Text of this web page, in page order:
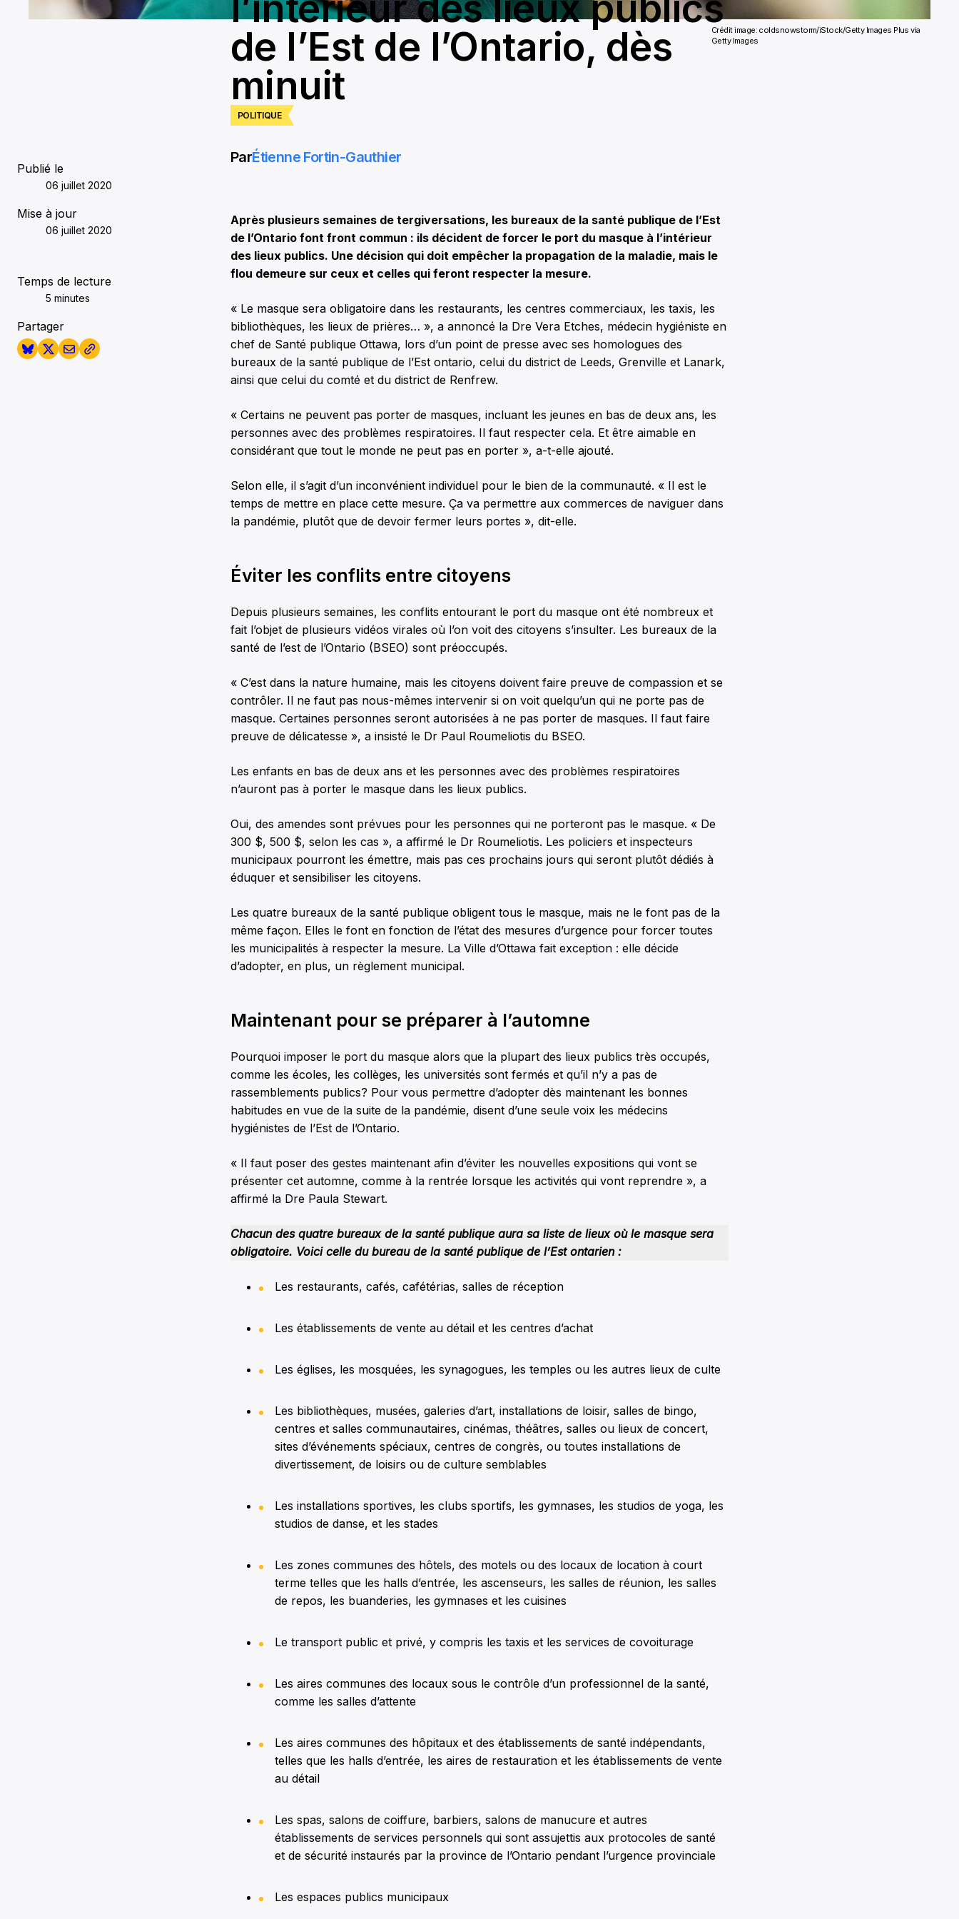
Crédit image: coldsnowstorm/iStock/Getty Images Plus via
Getty Images
POLITIQUE
de l’Est de l’Ontario, dès
minuit
Publié le
06 juillet 2020
Mise à jour
06 juillet 2020
Temps de lecture
5 minutes
Partager
ParÉtienne Fortin-Gauthier
Après plusieurs semaines de tergiversations, les bureaux de la santé publique de l’Est
de l’Ontario font front commun : ils décident de forcer le port du masque à l’intérieur
des lieux publics. Une décision qui doit empêcher la propagation de la maladie, mais le
flou demeure sur ceux et celles qui feront respecter la mesure.
« Le masque sera obligatoire dans les restaurants, les centres commerciaux, les taxis, les
bibliothèques, les lieux de prières… », a annoncé la Dre Vera Etches, médecin hygiéniste en
chef de Santé publique Ottawa, lors d’un point de presse avec ses homologues des
bureaux de la santé publique de l’Est ontario, celui du district de Leeds, Grenville et Lanark,
ainsi que celui du comté et du district de Renfrew.
« Certains ne peuvent pas porter de masques, incluant les jeunes en bas de deux ans, les
personnes avec des problèmes respiratoires. Il faut respecter cela. Et être aimable en
considérant que tout le monde ne peut pas en porter », a-t-elle ajouté.
Selon elle, il s’agit d’un inconvénient individuel pour le bien de la communauté. « Il est le
temps de mettre en place cette mesure. Ça va permettre aux commerces de naviguer dans
la pandémie, plutôt que de devoir fermer leurs portes », dit-elle.
Éviter les conflits entre citoyens
Depuis plusieurs semaines, les conflits entourant le port du masque ont été nombreux et
fait l’objet de plusieurs vidéos virales où l’on voit des citoyens s’insulter. Les bureaux de la
santé de l’est de l’Ontario (BSEO) sont préoccupés.
« C’est dans la nature humaine, mais les citoyens doivent faire preuve de compassion et se
contrôler. Il ne faut pas nous-mêmes intervenir si on voit quelqu’un qui ne porte pas de
masque. Certaines personnes seront autorisées à ne pas porter de masques. Il faut faire
preuve de délicatesse », a insisté le Dr Paul Roumeliotis du BSEO.
Les enfants en bas de deux ans et les personnes avec des problèmes respiratoires
n’auront pas à porter le masque dans les lieux publics.
Oui, des amendes sont prévues pour les personnes qui ne porteront pas le masque. « De
300 $, 500 $, selon les cas », a affirmé le Dr Roumeliotis. Les policiers et inspecteurs
municipaux pourront les émettre, mais pas ces prochains jours qui seront plutôt dédiés à
éduquer et sensibiliser les citoyens.
Les quatre bureaux de la santé publique obligent tous le masque, mais ne le font pas de la
même façon. Elles le font en fonction de l’état des mesures d’urgence pour forcer toutes
les municipalités à respecter la mesure. La Ville d’Ottawa fait exception : elle décide
d’adopter, en plus, un règlement municipal.
Maintenant pour se préparer à l’automne
Pourquoi imposer le port du masque alors que la plupart des lieux publics très occupés,
comme les écoles, les collèges, les universités sont fermés et qu’il n’y a pas de
rassemblements publics? Pour vous permettre d’adopter dès maintenant les bonnes
habitudes en vue de la suite de la pandémie, disent d’une seule voix les médecins
hygiénistes de l’Est de l’Ontario.
« Il faut poser des gestes maintenant afin d’éviter les nouvelles expositions qui vont se
présenter cet automne, comme à la rentrée lorsque les activités qui vont reprendre », a
affirmé la Dre Paula Stewart.
Chacun des quatre bureaux de la santé publique aura sa liste de lieux où le masque sera
obligatoire. Voici celle du bureau de la santé publique de l’Est ontarien :
Les restaurants, cafés, cafétérias, salles de réception
Les établissements de vente au détail et les centres d’achat
Les églises, les mosquées, les synagogues, les temples ou les autres lieux de culte
Les bibliothèques, musées, galeries d’art, installations de loisir, salles de bingo,
centres et salles communautaires, cinémas, théâtres, salles ou lieux de concert,
sites d’événements spéciaux, centres de congrès, ou toutes installations de
divertissement, de loisirs ou de culture semblables
Les installations sportives, les clubs sportifs, les gymnases, les studios de yoga, les
studios de danse, et les stades
Les zones communes des hôtels, des motels ou des locaux de location à court
terme telles que les halls d’entrée, les ascenseurs, les salles de réunion, les salles
de repos, les buanderies, les gymnases et les cuisines
Le transport public et privé, y compris les taxis et les services de covoiturage
Les aires communes des locaux sous le contrôle d’un professionnel de la santé,
comme les salles d’attente
Les aires communes des hôpitaux et des établissements de santé indépendants,
telles que les halls d’entrée, les aires de restauration et les établissements de vente
au détail
Les spas, salons de coiffure, barbiers, salons de manucure et autres
établissements de services personnels qui sont assujettis aux protocoles de santé
et de sécurité instaurés par la province de l’Ontario pendant l’urgence provinciale
Les espaces publics municipaux